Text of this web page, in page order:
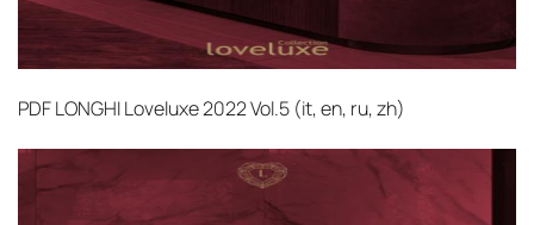
PDFLONGHI Loveluxe 2022 Vol.5 (it, en, ru, zh)‎